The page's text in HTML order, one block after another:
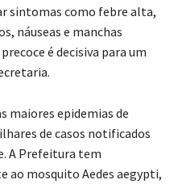
sintomas como febre alta,
náuseas e manchas
é decisiva para um
maiores epidemias de
de casos notificados
A Prefeitura tem
ao mosquito Aedes aegypti,